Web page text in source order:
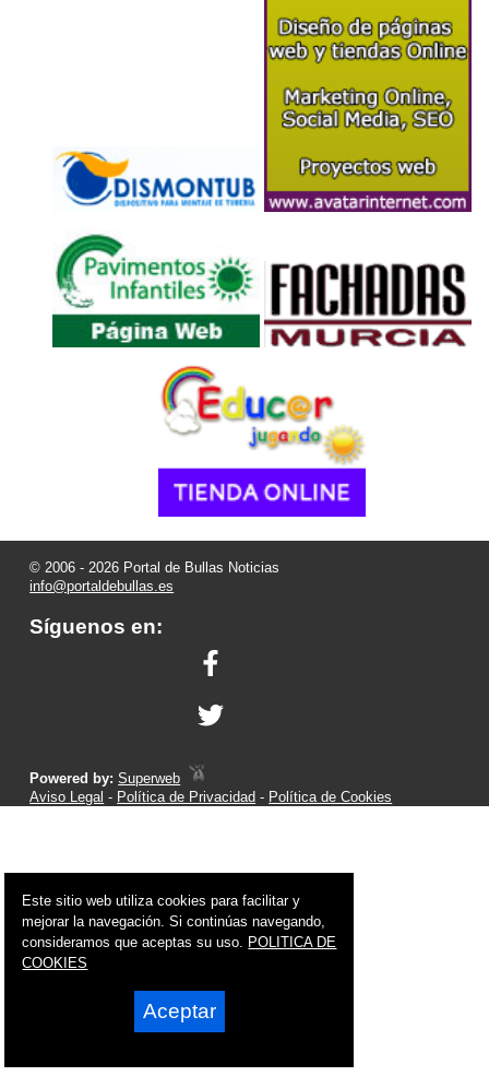
© 2006 - 2026 Portal de Bullas Noticias
info@portaldebullas.es
Síguenos en:
Powered by:Superweb
Aviso Legal - Política de Privacidad - Política de Cookies
Este sitio web utiliza cookies para facilitar y
mejorar la navegación. Si continúas navegando,
consideramos que aceptas su uso. POLITICA DE
COOKIES
Aceptar